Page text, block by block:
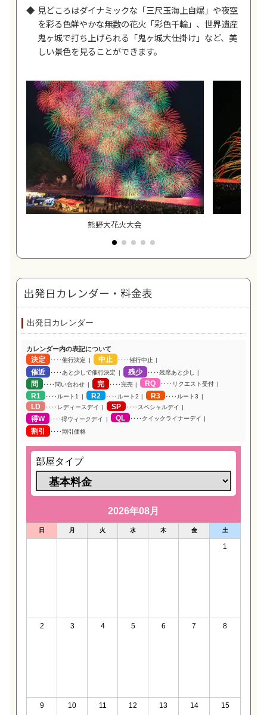
見どころはダイナミックな「三尺玉海上自爆」や夜空
を彩る色鮮やかな無数の花火「彩色千輪」、世界遺産
鬼ヶ城で打ち上げられる「鬼ヶ城大仕掛け」など、美
しい景色を見ることができます。
熊野大花火大会
出発日カレンダー・料金表
出発日カレンダー
カレンダー内の表記について
決定 ‥‥催行決定 中止 ‥‥催行中止
催近 ‥‥あと少しで催行決定 残少 ‥‥残席あと少し
問 ‥‥問い合わせ 完 ‥‥完売 RQ ‥‥リクエスト受付
R1 ‥‥ルート1 R2 ‥‥ルート2 R3 ‥‥ルート3
LD ‥‥レディースデイ SP ‥‥スペシャルデイ
得W ‥‥得ウィークデイ QL ‥‥クイックライナーデイ
割引 ‥‥割引価格